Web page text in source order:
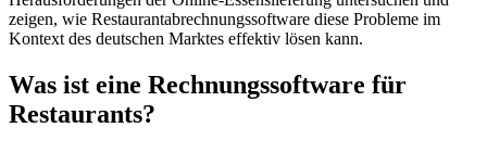
zeigen, wie Restaurantabrechnungssoftware diese Probleme im
Kontext des deutschen Marktes effektiv lösen kann.
Was ist eine Rechnungssoftware für
Restaurants?